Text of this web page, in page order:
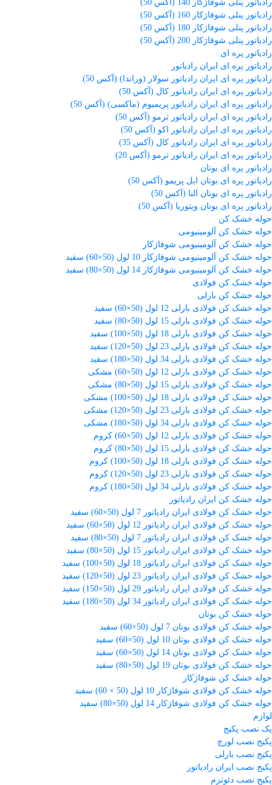
رادیاتور پنلی شوفاژکار 140 (آکس 50)
رادیاتور پنلی شوفاژکار 160 (آکس 50)
رادیاتور پنلی شوفاژکار 180 (آکس 50)
رادیاتور پنلی شوفاژکار 200 (آکس 50)
رادیاتور پره ای
رادیاتور پره ای ایران رادیاتور
رادیاتور پره ای ایران رادیاتور سولار (وراندا) (آکس 50)
رادیاتور پره ای ایران رادیاتور کال (آکس 50)
رادیاتور پره ای ایران رادیاتور پریمیوم (ماکسی) (آکس 50)
رادیاتور پره ای ایران رادیاتور ترمو (آکس 50)
رادیاتور پره ای ایران رادیاتور اکو (آکس 50)
رادیاتور پره ای ایران رادیاتور کال (آکس 35)
رادیاتور پره ای ایران رادیاتور ترمو (آکس 20)
رادیاتور پره ای بوتان
رادیاتور پره ای بوتان ایل پریمو (آکس 50)
رادیاتور پره ای بوتان النا (آکس 50)
رادیاتور پره ای بوتان ویتوریا (آکس 50)
حوله خشک کن
حوله خشک کن آلومینیومی
حوله خشک کن آلومینیومی شوفاژکار
حوله خشک کن آلومینیومی شوفاژکار 10 لول (50×60) سفید
حوله خشک کن آلومینیومی شوفاژکار 14 لول (50×80) سفید
حوله خشک کن فولادی
حوله خشک کن بارلی
حوله خشک کن فولادی بارلی 12 لول (50×60) سفید
حوله خشک کن فولادی بارلی 15 لول (50×80) سفید
حوله خشک کن فولادی بارلی 18 لول (50×100) سفید
حوله خشک کن فولادی بارلی 23 لول (50×120) سفید
حوله خشک کن فولادی بارلی 34 لول (50×180) سفید
حوله خشک کن فولادی بارلی 12 لول (50×60) مشکی
حوله خشک کن فولادی بارلی 15 لول (50×80) مشکی
حوله خشک کن فولادی بارلی 18 لول (50×100) مشکی
حوله خشک کن فولادی بارلی 23 لول (50×120) مشکی
حوله خشک کن فولادی بارلی 34 لول (50×180) مشکی
حوله خشک کن فولادی بارلی 12 لول (50×60) کروم
حوله خشک کن فولادی بارلی 15 لول (50×80) کروم
حوله خشک کن فولادی بارلی 18 لول (50×100) کروم
حوله خشک کن فولادی بارلی 23 لول (50×120) کروم
حوله خشک کن فولادی بارلی 34 لول (50×180) کروم
حوله خشک کن ایران رادیاتور
حوله خشک کن فولادی ایران رادیاتور 7 لول (50×60) سفید
حوله خشک کن فولادی ایران رادیاتور 12 لول (50×60) سفید
حوله خشک کن فولادی ایران رادیاتور 7 لول (50×80) سفید
حوله خشک کن فولادی ایران رادیاتور 15 لول (50×80) سفید
حوله خشک کن فولادی ایران رادیاتور 18 لول (50×100) سفید
حوله خشک کن فولادی ایران رادیاتور 23 لول (50×120) سفید
حوله خشک کن فولادی ایران رادیاتور 29 لول (50×150) سفید
حوله خشک کن فولادی ایران رادیاتور 34 لول (50×180) سفید
حوله خشک کن بوتان
حوله خشک کن فولادی بوتان 7 لول (50×60) سفید
حوله خشک کن فولادی بوتان 10 لول (50×60) سفید
حوله خشک کن فولادی بوتان 14 لول (50×60) سفید
حوله خشک کن فولادی بوتان 19 لول (50×80) سفید
حوله خشک کن شوفاژکار
حوله خشک کن فولادی شوفاژکار 10 لول (50 × 60) سفید
حوله خشک کن فولادی شوفاژکار 14 لول (50×80) سفید
لوازم
پک نصب پکیج
پکیج نصب لورچ
پکیج نصب بارلی
پکیج نصب ایران رادیاتور
پکیج نصب دئوترم